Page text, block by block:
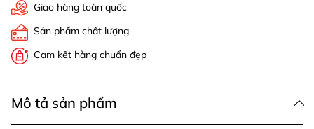
Giao hàng toàn quốc
Sản phẩm chất lượng
Cam kết hàng chuẩn đẹp
Mô tả sản phẩm